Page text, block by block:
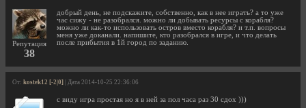
Репутация
38
добрый день, не подскажите, собственно, как в нее играть? а то уже
час сижу - не разобрался. можно ли добывать ресурсы с корабля?
можно ли как-то использовать остров вместо корабля? и т.п. вопросы
меня уже доканали. напишите, кто разобрался в игре, и что делать
после прибытия в 1й город по заданию.
От: kostek12 [-2|0] | Дата 2014-10-25 22:36:06
с виду игра простая но я в ней за пол часа раз 30 сдох )))